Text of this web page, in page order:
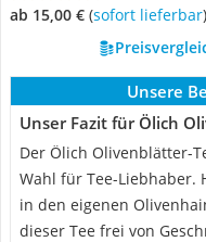
ab 15,00 € ( Sofort lieferbar)
Unsere
Unser Fazit für Ölich
Der Ölich Olivenblätter-
Wahl für Tee-Liebhaber.
in den eigenen
dieser Tee frei von